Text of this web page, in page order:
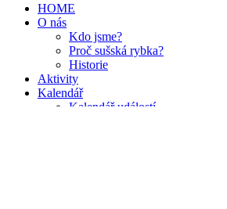
HOME
O nás
Kdo jsme?
Proč sušská rybka?
Historie
Aktivity
Kalendář
Kalendář událostí